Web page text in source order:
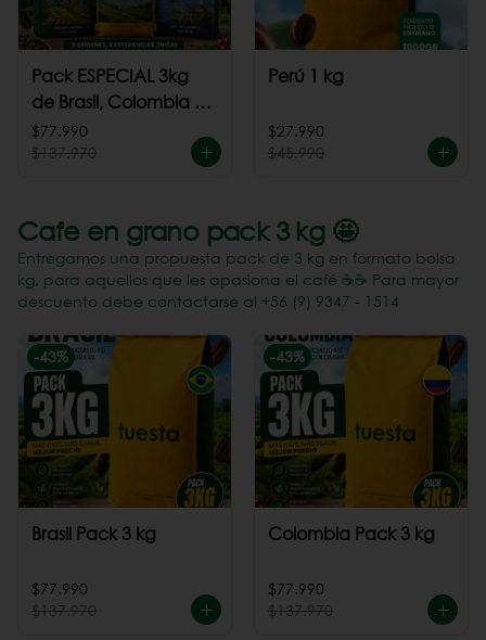
Pack ESPECIAL 3kg
de Brasil, Colombia +
Perú
$77.990
$137.970
Perú 1 kg
$27.990
$45.990
Cafe en grano pack 3 kg 🤩
Entregamos una propuesta pack de 3 kg en formato bolsa
kg, para aquellos que les apasiona el café ☕️☕️ Para mayor
descuento debe contactarse al +56 (9) 9347 - 1514
-43%
Brasil Pack 3 kg
$77.990
$137.970
-43%
Colombia Pack 3 kg
$77.990
$137.970